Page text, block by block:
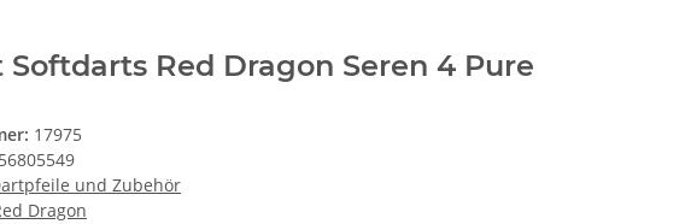
Softdarts Red Dragon Seren 4 Pure
17975
und Zubehör
Dragon